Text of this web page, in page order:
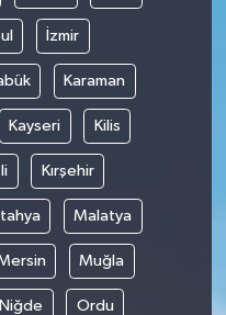
İzmir
Karaman
Kayseri Kilis
Kırşehir
Malatya
Muğla
Niğde Ordu